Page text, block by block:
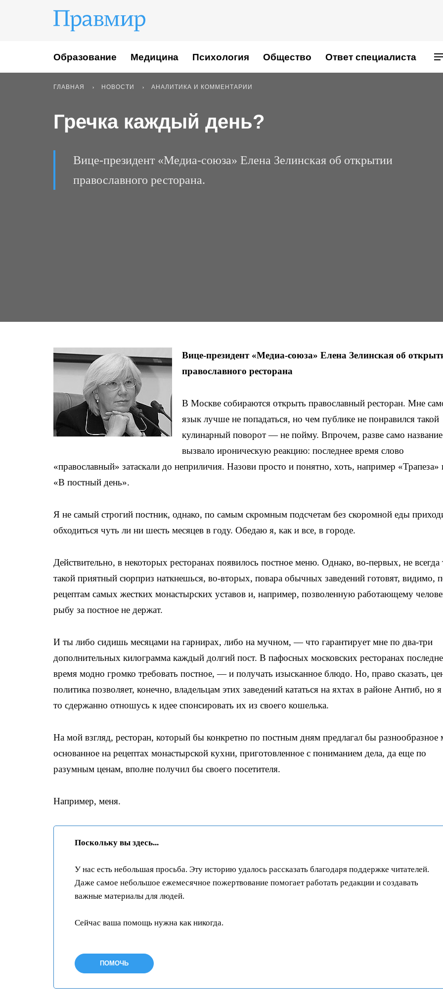
Образование Медицина Психология Общество Ответ специалиста
ГЛАВНАЯ НОВОСТИ АНАЛИТИКА И КОММЕНТАРИИ
Гречка каждый день?
Вице-президент «Медиа-союза» Елена Зелинская об открытии
православного ресторана.
Вице-президент «Медиа-союза» Елена Зелинская об
православного ресторана
В Москве собираются открыть православный ресторан. Мне
язык лучше не попадаться, но чем публике не понравился такой
кулинарный поворот — не пойму. Впрочем, разве само название
вызвало ироническую реакцию: последнее время слово
«православный» затаскали до неприличия. Назови просто и понятно, хоть, например «Трапеза»
«В постный день».
Я не самый строгий постник, однако, по самым скромным подсчетам без скоромной еды
обходиться чуть ли ни шесть месяцев в году. Обедаю я, как и все, в городе.
Действительно, в некоторых ресторанах появилось постное меню. Однако, во-первых, не всегда
такой приятный сюрприз наткнешься, во-вторых, повара обычных заведений готовят, видимо,
рецептам самых жестких монастырских уставов и, например, позволенную работающему
рыбу за постное не держат.
И ты либо сидишь месяцами на гарнирах, либо на мучном, — что гарантирует мне по два-три
дополнительных килограмма каждый долгий пост. В пафосных московских ресторанах
время модно громко требовать постное, — и получать изысканное блюдо. Но, право сказать,
политика позволяет, конечно, владельцам этих заведений кататься на яхтах в районе Антиб, но
то сдержанно отношусь к идее спонсировать их из своего кошелька.
На мой взгляд, ресторан, который бы конкретно по постным дням предлагал бы разнообразное
основанное на рецептах монастырской кухни, приготовленное с пониманием дела, да еще по
разумным ценам, вполне получил бы своего посетителя.
Например, меня.
Поскольку вы здесь...
У нас есть небольшая просьба. Эту историю удалось рассказать благодаря поддержке читателей.
Даже самое небольшое ежемесячное пожертвование помогает работать редакции и создавать
важные материалы для людей.
Сейчас ваша помощь нужна как никогда.
ПОМОЧЬ